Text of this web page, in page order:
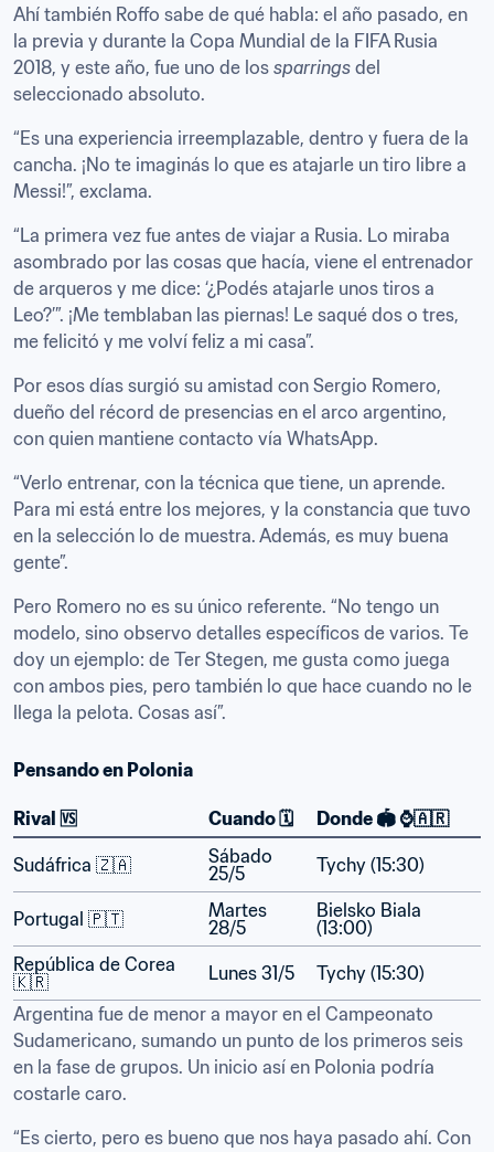
Ahí también Roffo sabe de qué habla: el año pasado, en
la previa y durante la Copa Mundial de la FIFA Rusia
2018, y este año, fue uno de los sparrings del
seleccionado absoluto.
“Es una experiencia irreemplazable, dentro y fuera de la
cancha. ¡No te imaginás lo que es atajarle un tiro libre a
Messi!”, exclama.
“La primera vez fue antes de viajar a Rusia. Lo miraba
asombrado por las cosas que hacía, viene el entrenador
de arqueros y me dice: ‘¿Podés atajarle unos tiros a
Leo?’”. ¡Me temblaban las piernas! Le saqué dos o tres,
me felicitó y me volví feliz a mi casa”.
Por esos días surgió su amistad con Sergio Romero,
dueño del récord de presencias en el arco argentino,
con quien mantiene contacto vía WhatsApp.
“Verlo entrenar, con la técnica que tiene, un aprende.
Para mi está entre los mejores, y la constancia que tuvo
en la selección lo de muestra. Además, es muy buena
gente”.
Pero Romero no es su único referente. “No tengo un
modelo, sino observo detalles específicos de varios. Te
doy un ejemplo: de Ter Stegen, me gusta como juega
con ambos pies, pero también lo que hace cuando no le
llega la pelota. Cosas así”.
Pensando en Polonia
Rival 🆚 Cuando 🗓 Donde 🏟 ⌚️🇦🇷
Sudáfrica 🇿🇦
Sábado
25/5
Tychy (15:30)
Portugal 🇵🇹
Martes
28/5
Bielsko Biala
(13:00)
República de Corea
🇰🇷
Lunes 31/5
Tychy (15:30)
Argentina fue de menor a mayor en el Campeonato
Sudamericano, sumando un punto de los primeros seis
en la fase de grupos. Un inicio así en Polonia podría
costarle caro.
“Es cierto, pero es bueno que nos haya pasado ahí. Con